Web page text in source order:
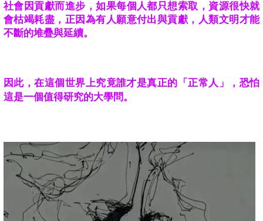
社會因貢獻而進步 ，如果每個人都只想索取， 資源很快就
會枯竭耗盡 ，正因為有人願意付出與貢獻，人類文明才能
不斷的堆疊與延續。
因此，在這個世界上究竟誰才是真正的「正常人」，恐怕
這是一個值得研究的大學問。